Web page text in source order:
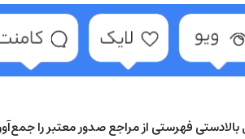
بالادستی فهرستی از مراجع صدور معتبر را